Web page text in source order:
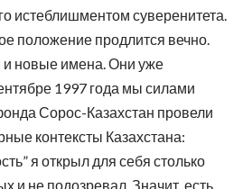
истеблишментом суверенитета.
положение продлится вечно.
новые имена. Они уже
1997 года мы силами
Сорос-Казахстан провели
контексты Казахстана:
я открыл для себя столько
и не подозревал. Значит, есть